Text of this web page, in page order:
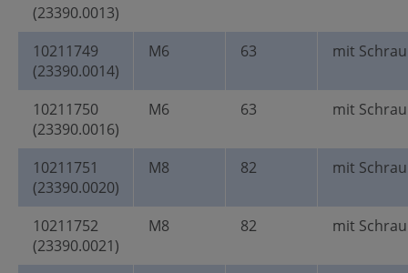
(23390.0013)
10211749
(23390.0014)
M6 63 mit
10211750
(23390.0016)
M6 63 mit
10211751
(23390.0020)
M8 82 mit
10211752
(23390.0021)
M8 82 mit